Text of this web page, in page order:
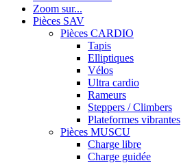
Zoom sur...
Pièces SAV
Pièces CARDIO
Tapis
Elliptiques
Vélos
Ultra cardio
Rameurs
Steppers / Climbers
Plateformes vibrantes
Pièces MUSCU
Charge libre
Charge guidée